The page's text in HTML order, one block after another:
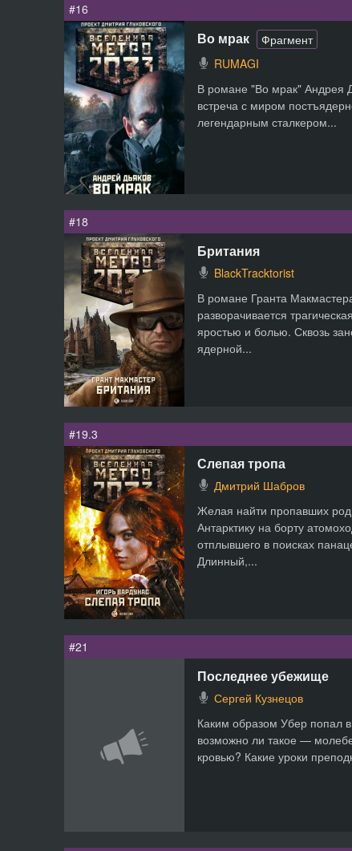
#16
Во мрак
Фрагмент
RUMAGI
В романе "Во мрак" Андрея
встреча с миром
легендарным сталкером...
#18
Британия
BlackTracktorist
В романе Гранта
разворачивается
яростью и болью. Сквозь
ядерной...
#19.3
Слепая тропа
Дмитрий Шабров
Желая найти пропавших
Антарктику на борту
отплывшего в поисках
Длинный,...
#21
Последнее убежище
Сергей Кузнецов
Каким образом Убер попал
возможно ли такое —
кровью? Какие уроки